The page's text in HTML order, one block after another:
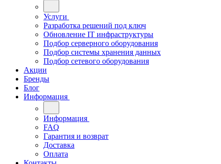
Услуги
Разработка решений под ключ
Обновление IT инфраструктуры
Подбор серверного оборудования
Подбор системы хранения данных
Подбор сетевого оборудования
Акции
Бренды
Блог
Информация
Информация
FAQ
Гарантия и возврат
Доставка
Оплата